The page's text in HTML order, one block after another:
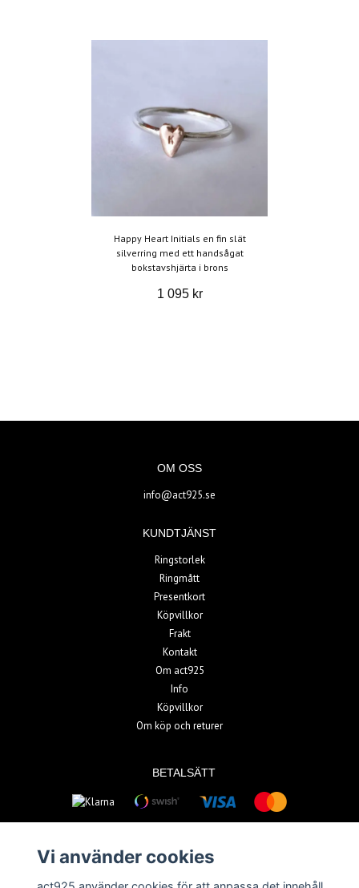
Happy Heart Initials en fin slät
silverring med ett handsågat
bokstavshjärta i brons
1 095 kr
OM OSS
info@act925.se
KUNDTJÄNST
Ringstorlek
Ringmått
Presentkort
Köpvillkor
Frakt
Kontakt
Om act925
Info
Köpvillkor
Om köp och returer
BETALSÄTT
Vi använder cookies